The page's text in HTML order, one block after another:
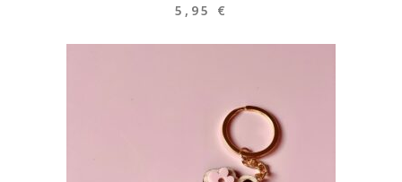
5,95 €